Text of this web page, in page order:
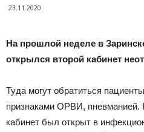
23.11.2020
На прошлой неделе в
открылся второй кабинет
Туда могут обратиться
признаками ОРВИ, пневманией.
кабинет был открыт в